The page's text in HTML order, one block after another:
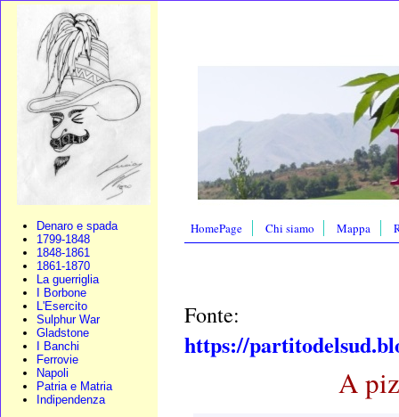
Denaro e spada
1799-1848
1848-1861
1861-1870
La guerriglia
I Borbone
L'Esercito
Sulphur War
Gladstone
I Banchi
Ferrovie
Napoli
Patria e Matria
Indipendenza
HomePage Chi siamo Mappa
Fonte:
https://
A